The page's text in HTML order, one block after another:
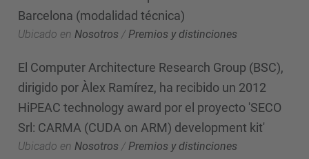
Barcelona (modalidad técnica)
Ubicado en Nosotros / Premios y distinciones
El Computer Architecture Research Group (BSC),
dirigido por Àlex Ramírez, ha recibido un 2012
HiPEAC technology award por el proyecto 'SECO
Srl: CARMA (CUDA on ARM) development kit'
Ubicado en Nosotros /Premios y distinciones